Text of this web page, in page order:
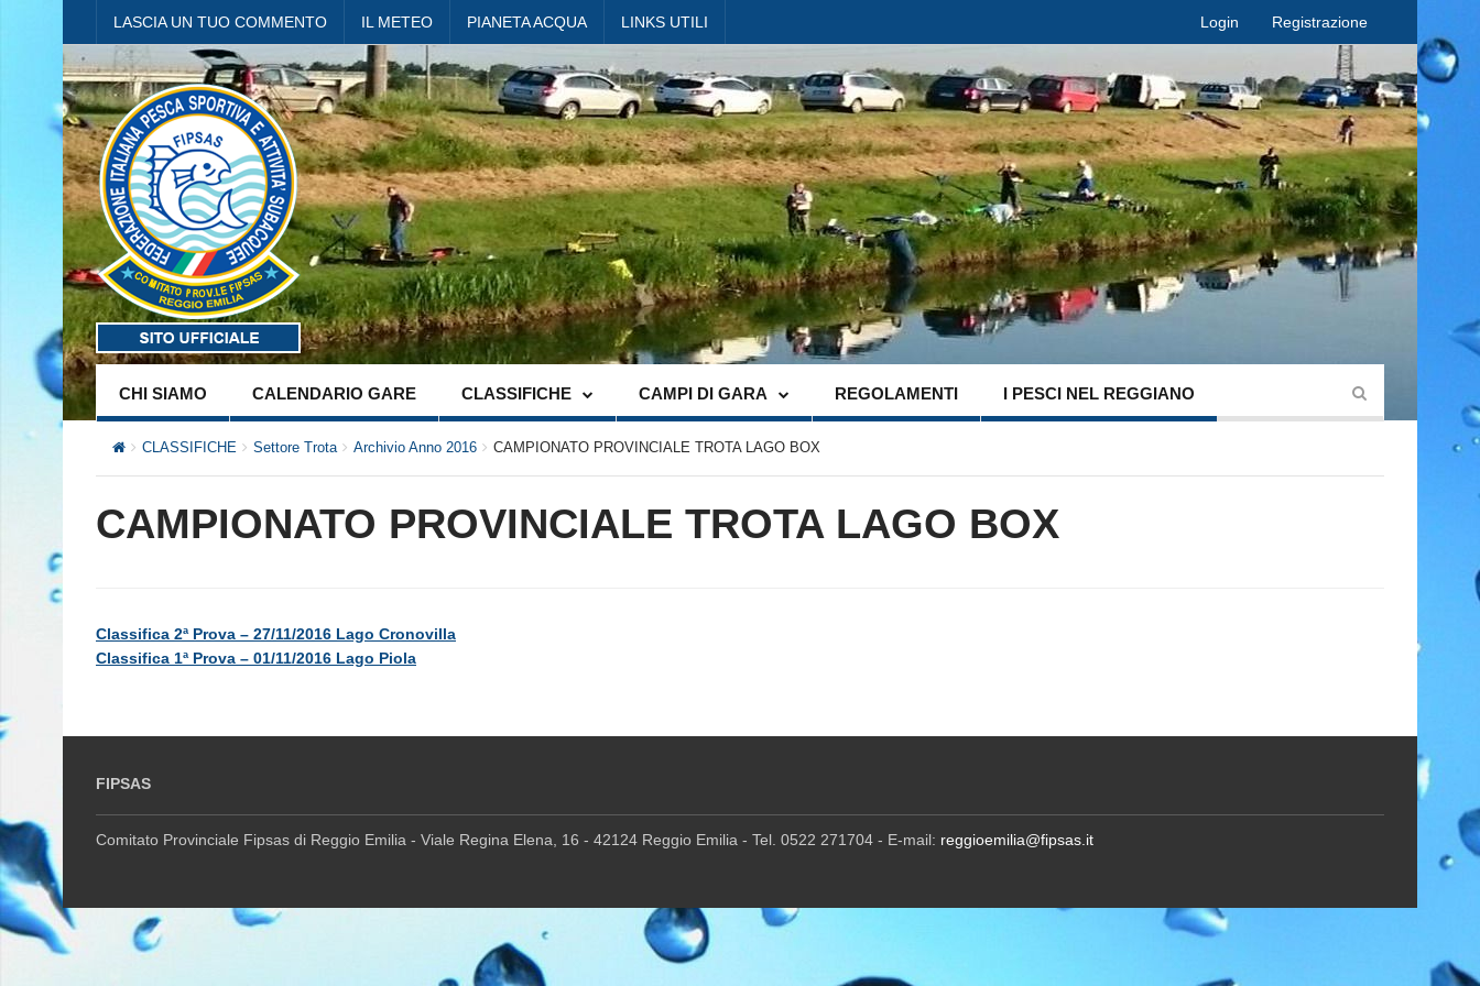
LASCIA UN TUO COMMENTO IL METEO PIANETA ACQUA LINKS UTILI Login Registrazione
CHI SIAMO CALENDARIO GARE CLASSIFICHE CAMPI DI GARA REGOLAMENTI I PESCI NEL REGGIANO
CLASSIFICHE Settore Trota Archivio Anno 2016 CAMPIONATO PROVINCIALE TROTA LAGO BOX
CAMPIONATO PROVINCIALE TROTA LAGO BOX
Classifica 2ª Prova – 27/11/2016 Lago Cronovilla
Classifica 1ª Prova – 01/11/2016 Lago Piola
FIPSAS
Comitato Provinciale Fipsas di Reggio Emilia - Viale Regina Elena, 16 - 42124 Reggio Emilia - Tel. 0522 271704 - E-mail: reggioemilia@fipsas.it